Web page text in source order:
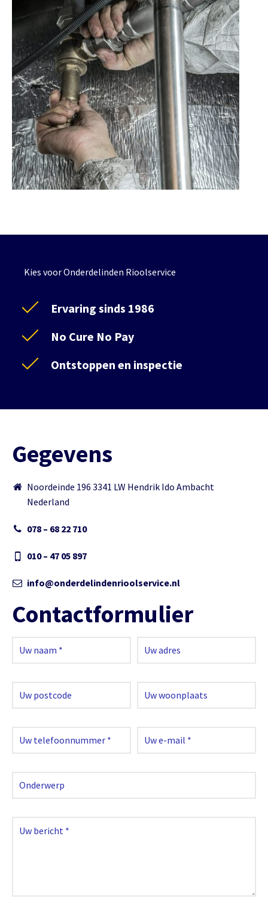
Kies voor Onderdelinden Rioolservice
Ervaring sinds 1986
No Cure No Pay
Ontstoppen en inspectie
Gegevens
Noordeinde 196 3341 LW Hendrik Ido Ambacht
Nederland
078 – 68 22 710
010 – 47 05 897
info@onderdelindenrioolservice.nl
Contactformulier